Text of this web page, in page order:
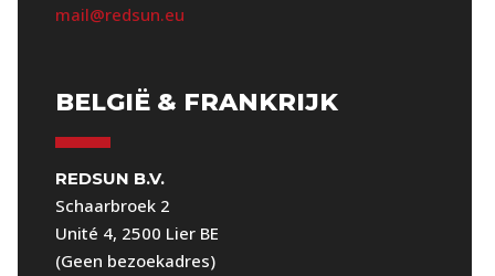
mail@redsun.eu
BELGIË & FRANKRIJK
REDSUN B.V.
Schaarbroek 2
Unité 4, 2500 Lier BE
(Geen bezoekadres)